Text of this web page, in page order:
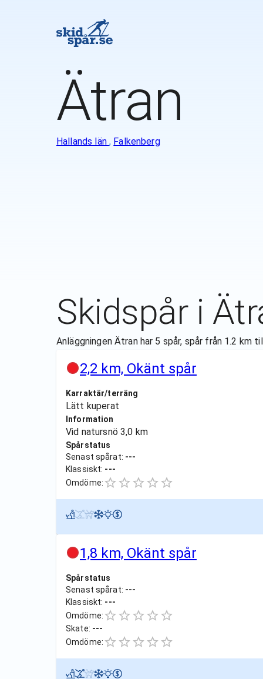
Ätran
Hallands län , Falkenberg
Skidspår i
Anläggningen Ätran har 5 spår, spår från 1.2 km
2,2 km, Okänt spår
Karraktär/terräng
Lätt kuperat
Information
Vid natursnö 3,0 km
Spårstatus
Senast spårat: ---
Klassiskt: ---
Omdöme:
1,8 km, Okänt spår
Spårstatus
Senast spårat: ---
Klassiskt: ---
Omdöme:
Skate: ---
Omdöme: